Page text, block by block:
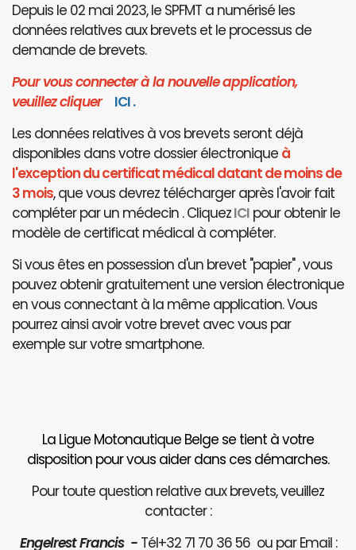
Depuis le 02 mai 2023, le SPFMT a numérisé les
données relatives aux brevets et le processus de
demande de brevets.
Pour vous connecter à la nouvelle application,
veuillez cliquer ICI.
Les données relatives à vos brevets seront déjà
disponibles dans votre dossier électronique à
l'exception du certificat médical datant de moins de
3 mois, que vous devrez télécharger après l'avoir fait
compléter par un médecin . CliquezICI pour obtenir le
modèle de certificat médical à compléter.
Si vous êtes en possession d'un brevet "papier" , vous
pouvez obtenir gratuitement une version électronique
en vous connectant à la même application. Vous
pourrez ainsi avoir votre brevet avec vous par
exemple sur votre smartphone.
La Ligue Motonautique Belge se tient à votre
disposition pour vous aider dans ces démarches.
Pour toute question relative aux brevets, veuillez
contacter :
Engelrest Francis -Tél+32 71 70 36 56 ou par Email :